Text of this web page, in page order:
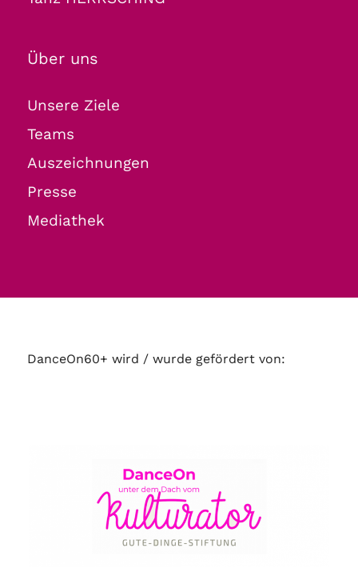
Über uns
Unsere Ziele
Teams
Auszeichnungen
Presse
Mediathek
DanceOn60+ wird / wurde gefördert von: